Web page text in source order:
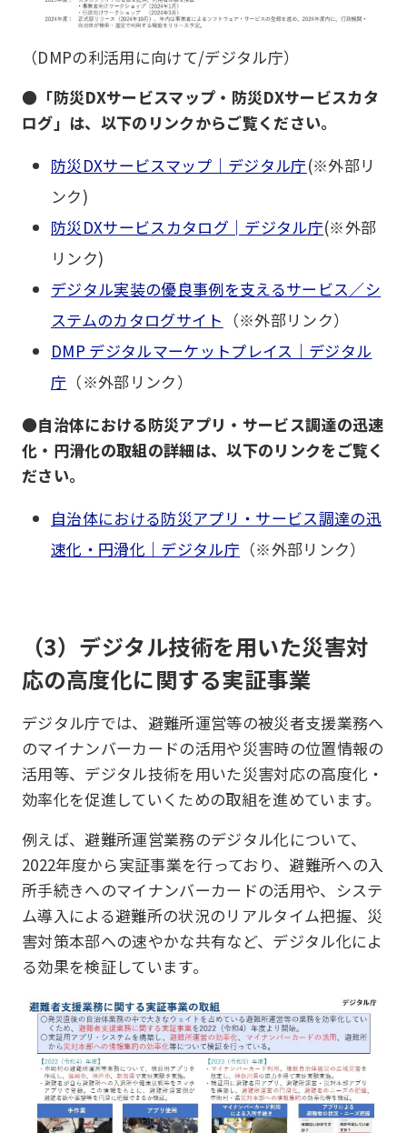
（DMPの利活用に向けて/デジタル庁）
●「防災DXサービスマップ・防災DXサービスカタ
ログ」は、以下のリンクからご覧ください。
防災DXサービスマップ｜デジタル庁(※外部リ
ンク)
防災DXサービスカタログ│デジタル庁(※外部
リンク)
デジタル実装の優良事例を支えるサービス／シ
ステムのカタログサイト （※外部リンク）
DMP デジタルマーケットプレイス｜デジタル
庁 （※外部リンク）
●自治体における防災アプリ・サービス調達の迅速
化・円滑化の取組の詳細は、以下のリンクをご覧く
ださい。
自治体における防災アプリ・サービス調達の迅
速化・円滑化｜デジタル庁 （※外部リンク）
（3）デジタル技術を用いた災害対
応の高度化に関する実証事業
デジタル庁では、避難所運営等の被災者支援業務へ
のマイナンバーカードの活用や災害時の位置情報の
活用等、デジタル技術を用いた災害対応の高度化・
効率化を促進していくための取組を進めています。
例えば、避難所運営業務のデジタル化について、
2022年度から実証事業を行っており、避難所への入
所手続きへのマイナンバーカードの活用や、システ
ム導入による避難所の状況のリアルタイム把握、災
害対策本部への速やかな共有など、デジタル化によ
る効果を検証しています。